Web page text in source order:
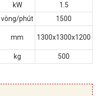
kW
1.5
vòng/phút 1500
mm 1300x1300x1200
kg 500